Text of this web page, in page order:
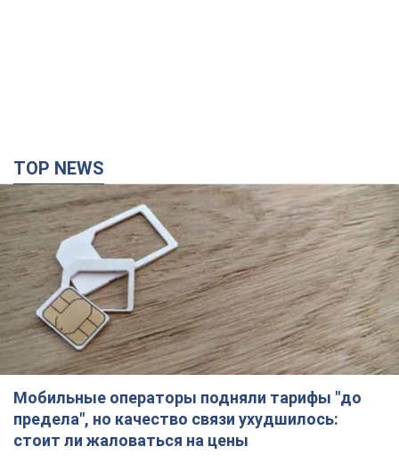
TOP NEWS
Мобильные операторы подняли тарифы "до
предела", но качество связи ухудшилось:
стоит ли жаловаться на цены